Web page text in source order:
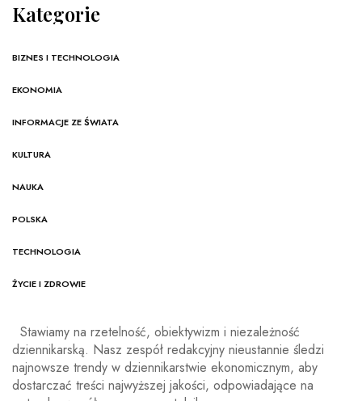
Kategorie
BIZNES I TECHNOLOGIA
EKONOMIA
INFORMACJE ZE ŚWIATA
KULTURA
NAUKA
POLSKA
TECHNOLOGIA
ŻYCIE I ZDROWIE
Stawiamy na rzetelność, obiektywizm i niezależność
dziennikarską. Nasz zespół redakcyjny nieustannie śledzi
najnowsze trendy w dziennikarstwie ekonomicznym, aby
dostarczać treści najwyższej jakości, odpowiadające na